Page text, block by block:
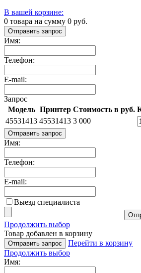
В вашей корзине:
0 товара на сумму 0 руб.
Отправить запрос
Имя:
Телефон:
E-mail:
Запрос
Модель Принтер Стоимость в руб.
45531413 45531413 3 000
Отправить запрос
Имя:
Телефон:
E-mail:
Выезд специалиста
Продолжить выбор
Товар добавлен в корзину
Отправить запрос
Перейти в корзину
Продолжить выбор
Имя: